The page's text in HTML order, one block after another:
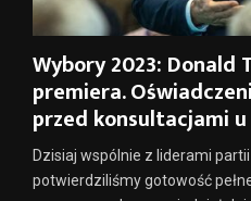
Wybory 2023: Donald
premiera.
przed konsultacjami
Dzisiaj wspólnie z liderami
potwierdziliśmy gotowość